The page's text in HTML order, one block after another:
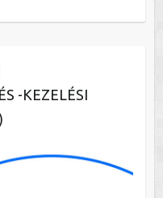
-KEZELÉSI